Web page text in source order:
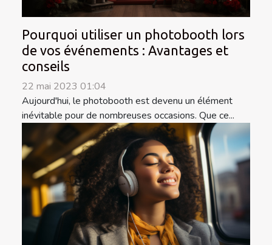
Pourquoi utiliser un photobooth lors
de vos événements : Avantages et
conseils
22 mai 2023 01:04
Aujourd'hui, le photobooth est devenu un élément
inévitable pour de nombreuses occasions. Que ce...